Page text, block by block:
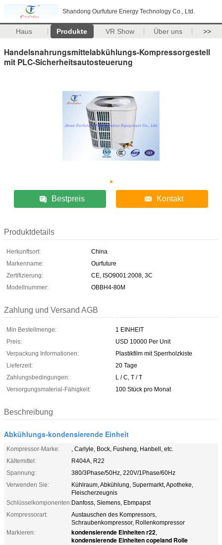
Shandong Ourfuture Energy Technology Co., Ltd.
Haus Produkte VR Show Über uns >>
Handelsnahrungsmittelabkühlungs-Kompressorgestell
mit PLC-Sicherheitsautosteuerung
Bestpreis Kontakt
Produktdetails
Herkunftsort:
China
Markenname:
Ourfuture
Zertifizierung:
CE, ISO9001:2008, 3C
Modellnummer:
OBBH4-80M
Zahlung und Versand AGB
Min Bestellmenge:
1 EINHEIT
Preis:
USD 10000 Per Unit
Verpackung Informationen:
Plastikfilm mit Sperrholzkiste
Lieferzeit:
20 Tage
Zahlungsbedingungen:
L / C, T / T
Versorgungsmaterial-Fähigkeit:
100 Stück pro Monat
Beschreibung
Abkühlungs-kondensierende Einheit
Kompressor-Marke:
, Carlyle, Bock, Fusheng, Hanbell, etc.
Kältemittel:
R404A, R22
Spannung:
380/3Phase/50Hz, 220V/1Phase/60Hz
Verwenden Sie:
Kühlraum, Abkühlung, Supermarkt, Apotheke,
Fleischerzeugnis
Schlüsselkomponenten:Danfoss, Siemens, Ebmpapst
Kompressorart:
Austauschen des Kompressors,
Schraubenkompressor, Rollenkompressor
Markieren:
kondensierende Einheiten r22,
kondensierende Einheiten copeland Rolle